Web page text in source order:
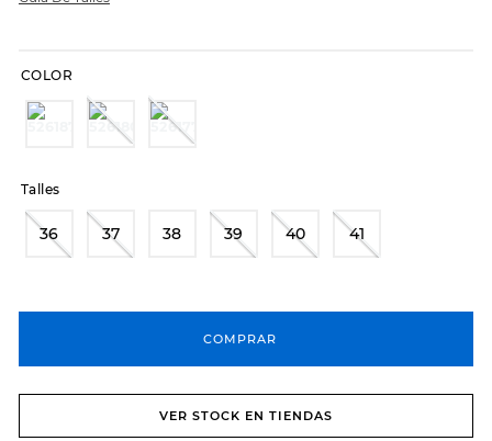
COLOR
Talles
36 37 38 39 40 41
COMPRAR
VER STOCK EN TIENDAS